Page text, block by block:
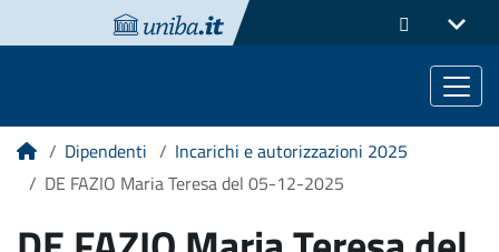
HomeDipendenti
Incarichi e autorizzazioni 2025
DE FAZIO Maria Teresa del 05-12-2025